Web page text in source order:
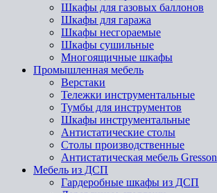
Шкафы для газовых баллонов
Шкафы для гаража
Шкафы несгораемые
Шкафы сушильные
Многоящичные шкафы
Промышленная мебель
Верстаки
Тележки инструментальные
Тумбы для инструментов
Шкафы инструментальные
Антистатические столы
Столы производственные
Антистатическая мебель Gresson
Мебель из ДСП
Гардеробные шкафы из ДСП